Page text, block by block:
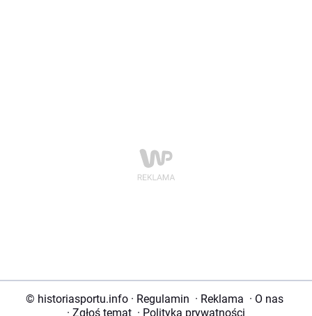
© historiasportu.info · Regulamin · Reklama · O nas
· Zgłoś temat · Polityka prywatności